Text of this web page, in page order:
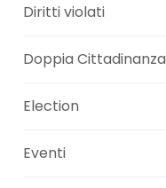
Diritti violati
Doppia Cittadinanza
Election
Eventi